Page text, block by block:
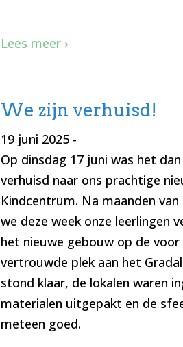
Lees meer ›
We zijn verhuisd!
19 juni 2025-
Op dinsdag 17 juni was het
verhuisd naar ons prachtige
Kindcentrum. Na maanden
we deze week onze leerlingen
het nieuwe gebouw op de voor
vertrouwde plek aan het
stond klaar, de lokalen waren
materialen uitgepakt en de
meteen goed.